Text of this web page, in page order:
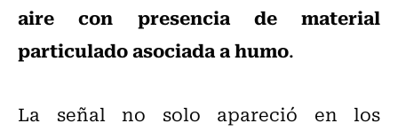
aire con presencia de material
particulado asociada a humo.
La señal no solo apareció en los